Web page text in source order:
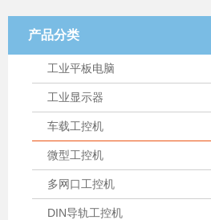
产品分类
工业平板电脑
工业显示器
车载工控机
微型工控机
多网口工控机
DIN导轨工控机